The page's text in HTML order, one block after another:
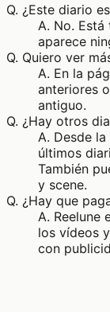
Q. ¿Este diario
A. No. Está
aparece
Q. Quiero ver
A. En la
anteriores
antiguo.
Q. ¿Hay otros
A. Desde
últimos
También
y scene.
Q. ¿Hay que
A. Reelune
los vídeos
con